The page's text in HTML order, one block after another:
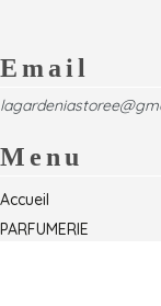
Email
Menu
Accueil
PARFUMERIE